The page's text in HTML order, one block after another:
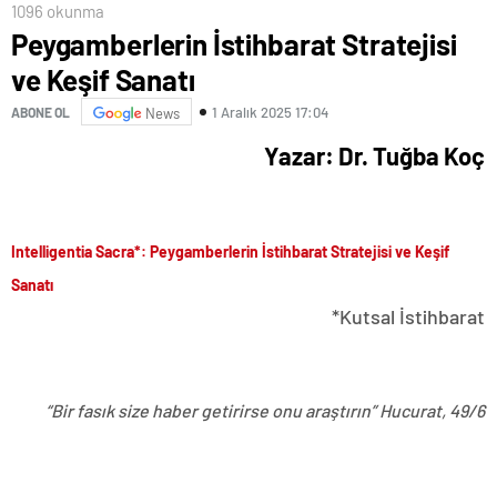
1096 okunma
Peygamberlerin İstihbarat Stratejisi
ve Keşif Sanatı
ABONE OL News 1 Aralık 2025 17:04
Yazar: Dr. Tuğba Koç
Intelligentia Sacra*: Peygamberlerin İstihbarat Stratejisi ve Keşif
Sanatı
*Kutsal İstihbarat
“Bir fasık size haber getirirse onu araştırın” Hucurat, 49/6